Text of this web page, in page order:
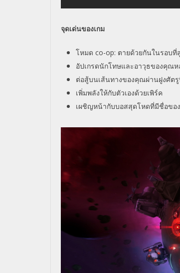
จุดเด่นของเกม
โหมด co-op: ตายด้วยกันในรอบที่
อัปเกรดนักโทษและอาวุธของคุณ
ต่อสู้บนเส้นทางของคุณผ่านฝูงศัต
เพิ่มพลังให้กับตัวเองด้วยเพิร์ค
เผชิญหน้ากับบอสสุดโหดที่มีชื่อขอ